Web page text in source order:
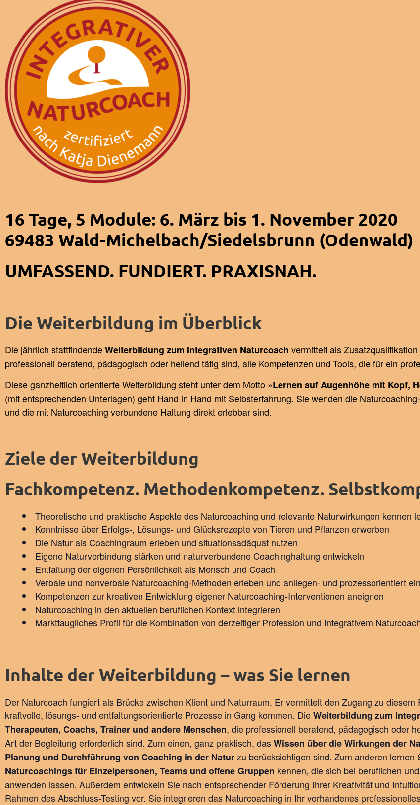
16 Tage, 5 Module: 6. März bis 1. November 2020
69483 Wald-Michelbach/Siedelsbrunn (Odenwald)
UMFASSEND. FUNDIERT. PRAXISNAH.
Die Weiterbildung im Überblick
Die jährlich stattfindendeWeiterbildung zum Integrativen Naturcoach vermittelt als
professionell beratend, pädagogisch oder heilend tätig sind, alle Kompetenzen und Tools, die für ein
Diese ganzheitlich orientierte Weiterbildung steht unter dem Motto »Lernen auf Augenhöhe mit Kopf,
(mit entsprechenden Unterlagen) geht Hand in Hand mit Selbsterfahrung. Sie wenden die
und die mit Naturcoaching verbundene Haltung direkt erlebbar sind.
Ziele der Weiterbildung
Fachkompetenz. Methodenkompetenz.
Theoretische und praktische Aspekte des Naturcoaching und relevante Naturwirkungen kennen
Kenntnisse über Erfolgs-, Lösungs- und Glücksrezepte von Tieren und Pflanzen erwerben
Die Natur als Coachingraum erleben und situationsadäquat nutzen
Eigene Naturverbindung stärken und naturverbundene Coachinghaltung entwickeln
Entfaltung der eigenen Persönlichkeit als Mensch und Coach
Verbale und nonverbale Naturcoaching-Methoden erleben und anliegen- und prozessorientiert
Kompetenzen zur kreativen Entwicklung eigener Naturcoaching-Interventionen aneignen
Naturcoaching in den aktuellen beruflichen Kontext integrieren
Markttaugliches Profil für die Kombination von derzeitiger Profession und Integrativem
Inhalte der Weiterbildung – was Sie lernen
Der Naturcoach fungiert als Brücke zwischen Klient und Naturraum. Er vermittelt den Zugang zu
kraftvolle, lösungs- und entfaltungsorientierte Prozesse in Gang kommen. DieWeiterbildung zum
Therapeuten, Coachs, Trainer und andere Menschen, die professionell beratend, pädagogisch oder
Art der Begleitung erforderlich sind. Zum einen, ganz praktisch, dasWissen über die Wirkungen der
Planung und Durchführung von Coaching in der Naturzu berücksichtigen sind. Zum anderen lernen
Naturcoachings für Einzelpersonen, Teams und offene Gruppen kennen, die sich bei beruflichen
anwenden lassen. Außerdem entwickeln Sie nach entsprechender Förderung Ihrer Kreativität und
Rahmen des Abschluss-Testing vor. Sie integrieren das Naturcoaching in Ihr vorhandenes